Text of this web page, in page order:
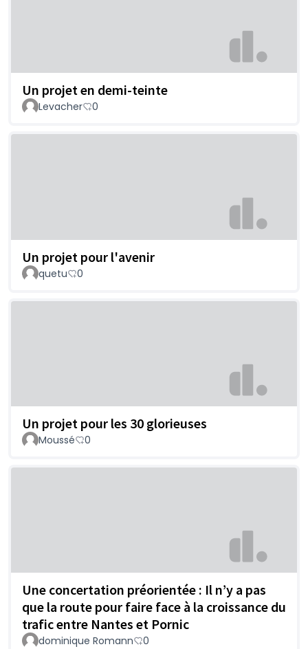
Un projet en demi-teinte
Levacher 0
Un projet pour l'avenir
quetu 0
Un projet pour les 30 glorieuses
Moussé 0
Une concertation préorientée : Il n’y a pas
que la route pour faire face à la croissance du
trafic entre Nantes et Pornic
dominique Romann 0